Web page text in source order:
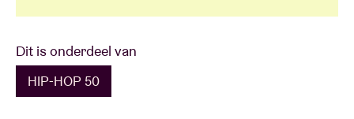
Dit is onderdeel van
HIP-HOP 50